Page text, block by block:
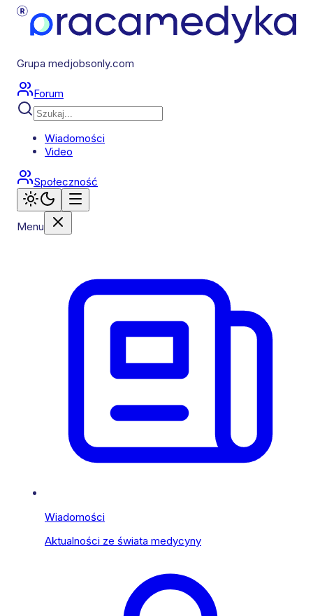
Grupa medjobsonly.com
Forum
Wiadomości
Video
Społeczność
Menu
Wiadomości
Aktualności ze świata medycyny